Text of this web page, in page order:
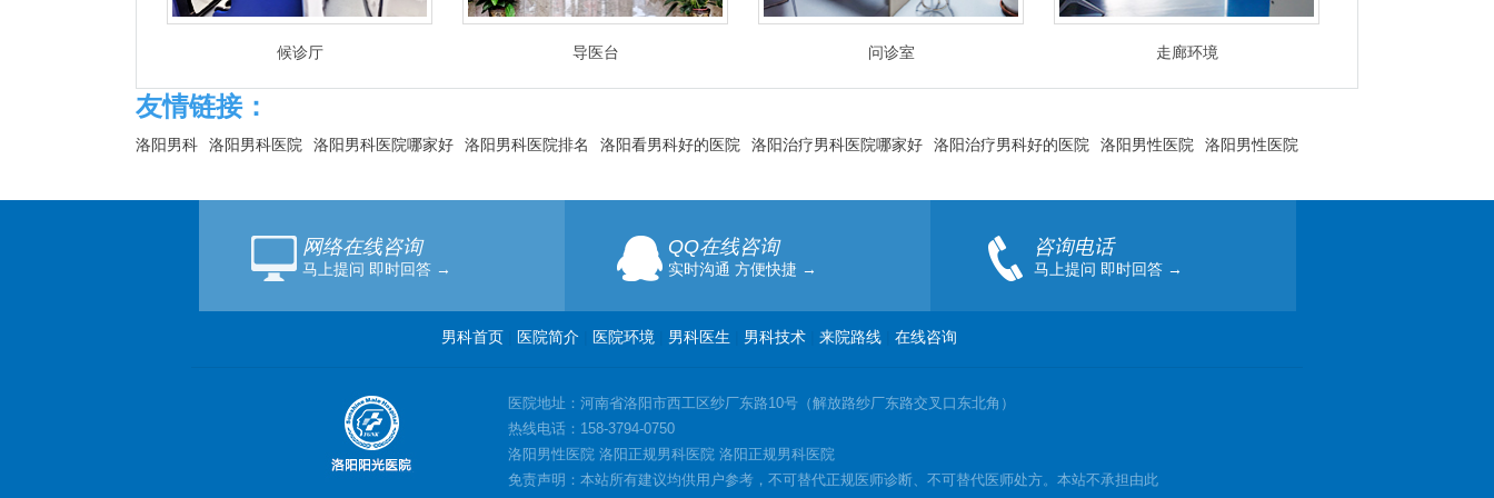
候诊厅 导医台 问诊室 走廊环境
友情链接：
洛阳男科 洛阳男科医院 洛阳男科医院哪家好 洛阳男科医院排名 洛阳看男科好的医院 洛阳治疗男科医院哪家好 洛阳治疗男科好的医院 洛阳男性医院 洛阳男性医院
网络在线咨询
马上提问 即时回答 →
QQ在线咨询
实时沟通 方便快捷 →
咨询电话
马上提问 即时回答 →
男科首页 医院简介 医院环境 男科医生 男科技术 来院路线 在线咨询
医院地址：河南省洛阳市西工区纱厂东路10号（解放路纱厂东路交叉口东北角）
热线电话：158-3794-0750
洛阳男性医院 洛阳正规男科医院 洛阳正规男科医院
免责声明：本站所有建议均供用户参考，不可替代正规医师诊断、不可替代医师处方。本站不承担由此